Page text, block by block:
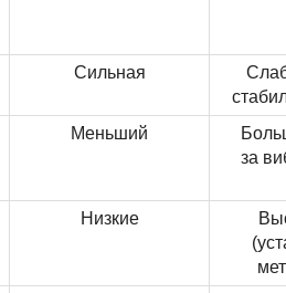
Сильная
Меньший
за
Низкие